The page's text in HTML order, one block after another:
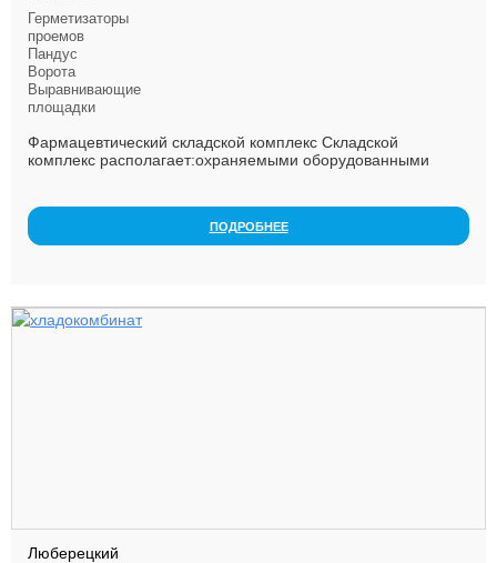
Герметизаторы
проемов
Пандус
Ворота
Выравнивающие
площадки
Фармацевтический складской комплекс Складской
комплекс располагает:охраняемыми оборудованными
ПОДРОБНЕЕ
Люберецкий